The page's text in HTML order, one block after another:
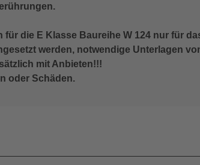
die E Klasse Baureihe W 124 nur für
werden, notwendige Unterlagen
mit Anbieten!!!
oder Schäden.